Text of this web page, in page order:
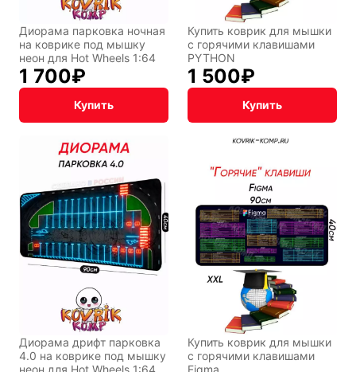
Диорама парковка ночная
на коврике под мышку
неон для Hot Wheels 1:64
1 700₽
Купить
Купить коврик для мышки
с горячими клавишами
PYTHON
1 500₽
Купить
Диорама дрифт парковка
4.0 на коврике под мышку
неон для Hot Wheels 1:64
Купить коврик для мышки
с горячими клавишами
Figma